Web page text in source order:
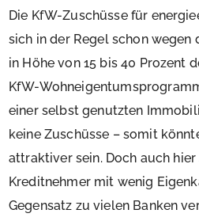
Die KfW-Zuschüsse für
sich in der Regel schon wegen
in Höhe von 15 bis 40 Prozent
KfW-
einer selbst genutzten
keine Zuschüsse – somit
attraktiver sein. Doch auch
Kreditnehmer mit wenig
Gegensatz zu vielen Banken